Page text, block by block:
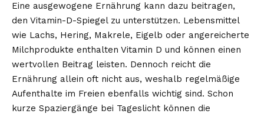
Eine ausgewogene Ernährung kann dazu beitragen,
den Vitamin-D-Spiegel zu unterstützen. Lebensmittel
wie Lachs, Hering, Makrele, Eigelb oder angereicherte
Milchprodukte enthalten Vitamin D und können einen
wertvollen Beitrag leisten. Dennoch reicht die
Ernährung allein oft nicht aus, weshalb regelmäßige
Aufenthalte im Freien ebenfalls wichtig sind. Schon
kurze Spaziergänge bei Tageslicht können die